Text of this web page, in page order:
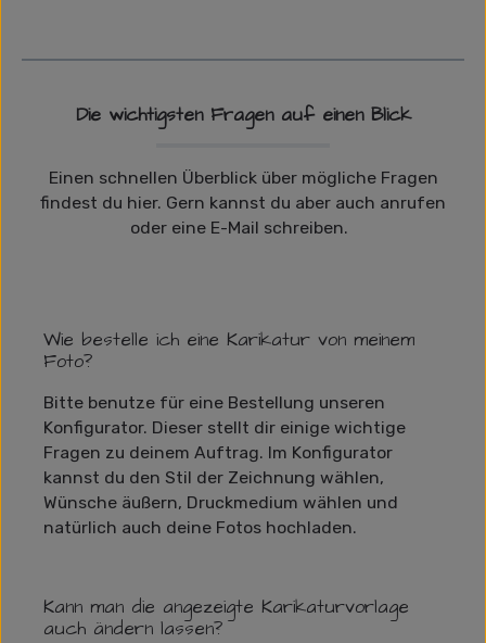
Die wichtigsten Fragen auf einen Blick
Einen schnellen Überblick über mögliche Fragen
findest du hier. Gern kannst du aber auch anrufen
oder eine E-Mail schreiben.
Wie bestelle ich eine Karikatur von meinem
Foto?
Bitte benutze für eine Bestellung unseren
Konfigurator. Dieser stellt dir einige wichtige
Fragen zu deinem Auftrag. Im Konfigurator
kannst du den Stil der Zeichnung wählen,
Wünsche äußern, Druckmedium wählen und
natürlich auch deine Fotos hochladen.
Kann man die angezeigte Karikaturvorlage
auch ändern lassen?